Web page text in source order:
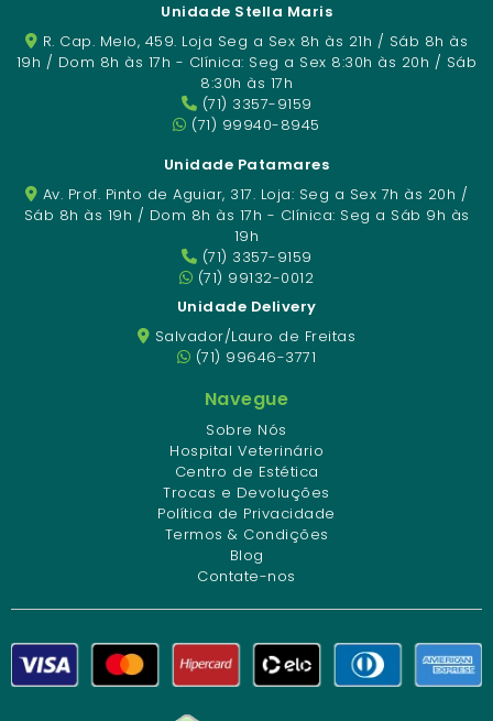
Unidade Stella Maris
R. Cap. Melo, 459. Loja Seg a Sex 8h às 21h / Sáb 8h às
19h / Dom 8h às 17h - Clínica: Seg a Sex 8:30h às 20h / Sáb
8:30h às 17h
(71) 3357-9159
(71) 99940-8945
Unidade Patamares
Av. Prof. Pinto de Aguiar, 317. Loja: Seg a Sex 7h às 20h /
Sáb 8h às 19h / Dom 8h às 17h - Clínica: Seg a Sáb 9h às
19h
(71) 3357-9159
(71) 99132-0012
Unidade Delivery
Salvador/Lauro de Freitas
(71) 99646-3771
Navegue
Sobre Nós
Hospital Veterinário
Centro de Estética
Trocas e Devoluções
Política de Privacidade
Termos & Condições
Blog
Contate-nos